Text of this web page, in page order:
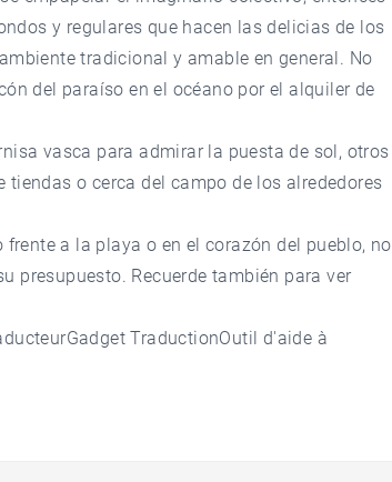
y regulares que hacen las delicias de los
tradicional y amable en general. No
del paraíso en el océano por el alquiler de
vasca para admirar la puesta de sol, otros
tiendas o cerca del campo de los alrededores
a la playa o en el corazón del pueblo, no
presupuesto. Recuerde también para ver
TraductionOutil d'aide à